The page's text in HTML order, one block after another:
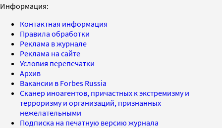
Информация:
Контактная информация
Правила обработки
Реклама в журнале
Реклама на сайте
Условия перепечатки
Архив
Вакансии в Forbes Russia
Сканер иноагентов, причастных к экстремизму и
терроризму и организаций, признанных
нежелательными
Подписка на печатную версию журнала